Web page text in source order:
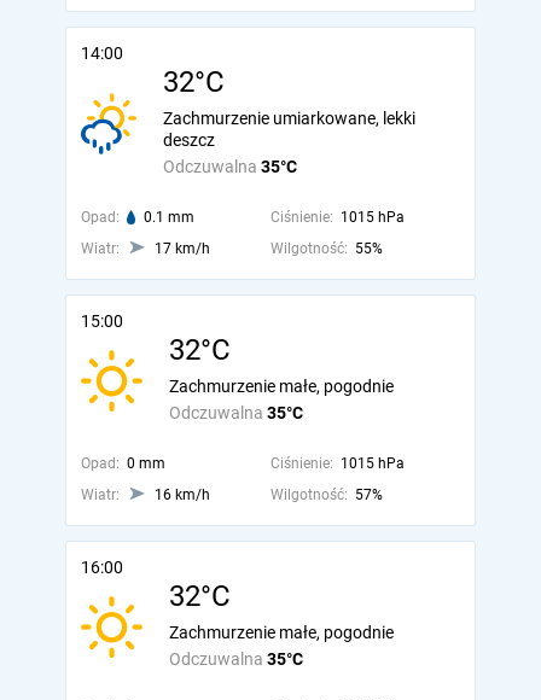
14:00
32°C
Odczuwalna 35°C
Zachmurzenie umiarkowane, lekki
deszcz
Opad: 0.1 mm Ciśnienie: 1015 hPa
Wiatr:
17 km/h Wilgotność: 55%
15:00
32°C
Odczuwalna 35°C
Zachmurzenie małe, pogodnie
Opad: 0 mm Ciśnienie: 1015 hPa
Wiatr:
16 km/h Wilgotność: 57%
16:00
32°C
Odczuwalna 35°C
Zachmurzenie małe, pogodnie